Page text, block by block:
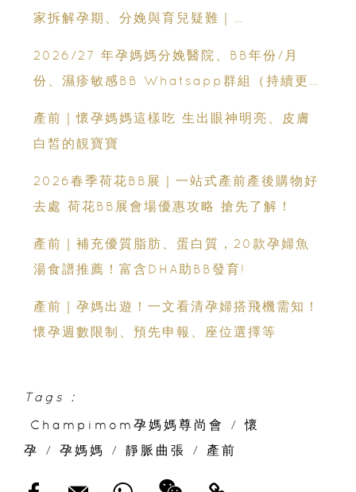
家拆解孕期、分娩與育兒疑難｜
2026/27 年孕媽媽分娩醫院、BB年份/月
份、濕疹敏感BB Whatsapp群組（持續更
產前｜懷孕媽媽這樣吃 生出眼神明亮、皮膚
白皙的靚寶寶
2026春季荷花BB展｜一站式產前產後購物好
去處 荷花BB展會場優惠攻略 搶先了解！
產前｜補充優質脂肪、蛋白質，20款孕婦魚
湯食譜推薦！富含DHA助BB發育!
產前｜孕媽出遊！一文看清孕婦搭飛機需知！
懷孕週數限制、預先申報、座位選擇等
Tags :
Champimom孕媽媽尊尚會
/
懷
孕
/ 孕媽媽 / 靜脈曲張 / 產前